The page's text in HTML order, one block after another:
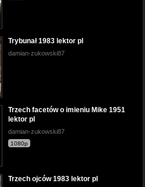
Trybunał 1983 lektor pl
damian-zukowski87
Trzech facetów o imieniu Mike 1951
lektor pl
damian-zukowski87
1080p
Trzech ojców 1983 lektor pl